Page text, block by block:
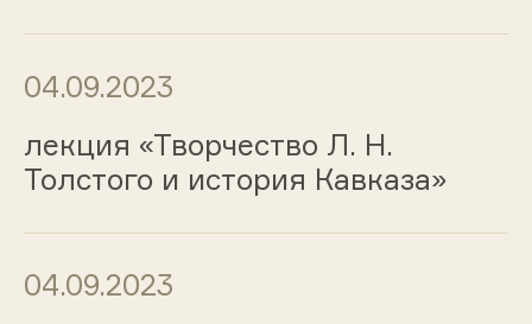
04.09.2023
лекция «Творчество Л. Н.
Толстого и история Кавказа»
04.09.2023